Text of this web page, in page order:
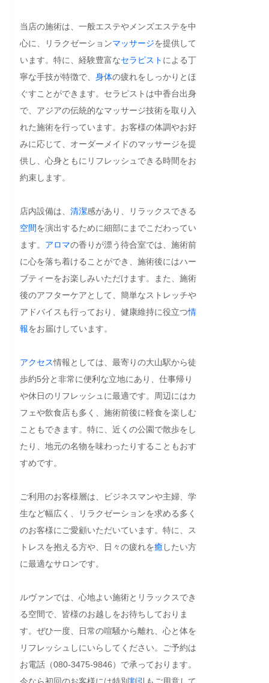
当店の施術は、一般エステやメンズエステを中
心に、リラクゼーションマッサージを提供して
います。特に、経験豊富なセラピスト による丁
寧な手技が特徴で、 身体の疲れをしっかりとほ
ぐすことができます。セラピストは中香台出身
で、アジアの伝統的なマッサージ技術を取り入
れた施術を行っています。お客様の体調やお好
みに応じて、オーダーメイドのマッサージを提
供し、心身ともにリフレッシュできる時間をお
約束します。
店内設備は、 清潔感があり、リラックスできる
空間を演出するために細部にまでこだわってい
ます。 アロマの香りが漂う待合室では、施術前
に心を落ち着けることができ、施術後にはハー
ブティーをお楽しみいただけます。また、施術
後のアフターケアとして、簡単なストレッチや
アドバイスも行っており、健康維持に役立つ情
報をお届けしています。
アクセス情報としては、最寄りの大山駅から徒
歩約5分と非常に便利な立地にあり、仕事帰り
や休日のリフレッシュに最適です。周辺にはカ
フェや飲食店も多く、施術前後に軽食を楽しむ
こともできます。特に、近くの公園で散歩をし
たり、地元の名物を味わったりすることもおす
すめです。
ご利用のお客様層は、ビジネスマンや主婦、学
生など幅広く、リラクゼーションを求める多く
のお客様にご愛顧いただいています。特に、ス
トレスを抱える方や、日々の疲れを癒 したい方
に最適なサロンです。
ルヴァンでは、心地よい施術とリラックスでき
る空間で、皆様のお越しをお待ちしておりま
す。ぜひ一度、日常の喧騒から離れ、心と体を
リフレッシュしにいらしてください。ご予約は
お電話（080-3475-9846）で承っております。
今なら初回のお客様には特別割引 もご用意して